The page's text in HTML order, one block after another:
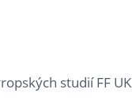
studií FF UK